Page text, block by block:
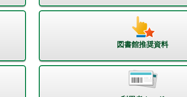
図書館推奨資料